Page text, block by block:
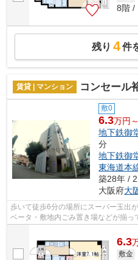
8階 /
残り 4件
賃貸 | マンション コンセール
敷0
6.3万円
地下鉄御
分
地下鉄御
東海道本
築28年 /
大阪府大
歩いて徒歩6分の場所にスーパー玉出
ベータ・敷地内ごみ置き場などが揃っ
て、自信をもって情報を提供できるマ
6.3
敷金